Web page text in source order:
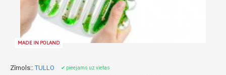
MADE IN POLAND
Zīmols:: TULLO ✔ pieejams uz vietas